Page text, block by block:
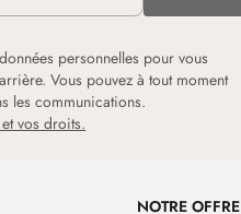
personnelles pour vous
Vous pouvez à tout moment
les communications.
vos droits.
NOTRE OFFRE